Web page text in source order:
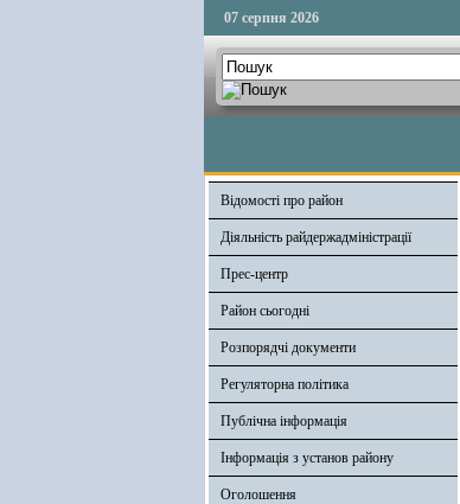
07 серпня 2026
Відомості про район
Діяльність райдержадміністрації
Прес-центр
Район сьогодні
Розпорядчі документи
Регуляторна політика
Публічна інформація
Інформація з установ району
Оголошення